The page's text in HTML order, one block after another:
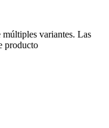
variantes. Las
producto